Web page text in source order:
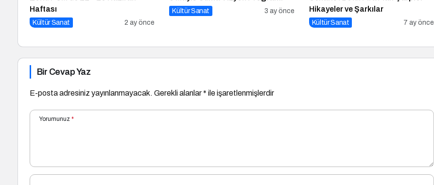
Haftası
Kültür Sanat 2 ay önce
Kültür Sanat 3 ay önce
Hikayeler ve Şarkılar
Kültür Sanat 7 ay önce
Bir Cevap Yaz
E-posta adresiniz yayınlanmayacak. Gerekli alanlar* ile işaretlenmişlerdir
Yorumunuz *